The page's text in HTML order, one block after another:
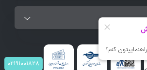
۰۲۱۹۱۰۰۱۸۲۸